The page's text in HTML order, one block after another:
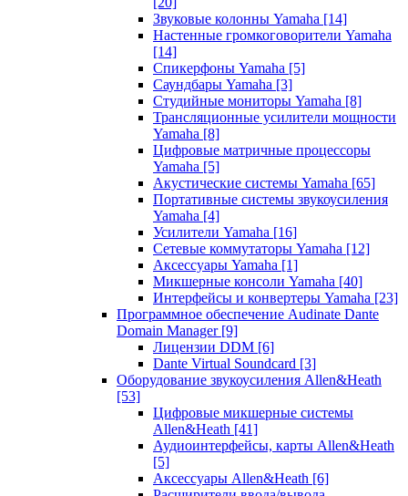
Звуковые колонны Yamaha [14]
Настенные громкоговорители Yamaha
[14]
Спикерфоны Yamaha [5]
Саундбары Yamaha [3]
Студийные мониторы Yamaha [8]
Трансляционные усилители мощности
Yamaha [8]
Цифровые матричные процессоры
Yamaha [5]
Акустические системы Yamaha [65]
Портативные системы звукоусиления
Yamaha [4]
Усилители Yamaha [16]
Сетевые коммутаторы Yamaha [12]
Аксессуары Yamaha [1]
Микшерные консоли Yamaha [40]
Интерфейсы и конвертеры Yamaha [23]
Программное обеспечение Audinate Dante
Domain Manager [9]
Лицензии DDM [6]
Dante Virtual Soundcard [3]
Оборудование звукоусиления Allen&Heath
[53]
Цифровые микшерные системы
Allen&Heath [41]
Аудиоинтерфейсы, карты Allen&Heath
[5]
Аксессуары Allen&Heath [6]